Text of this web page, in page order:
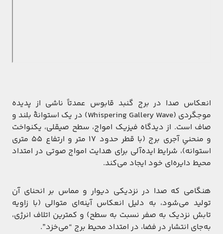
انعکاس صدا در برج گنبد قابوس عمدتاً ناشی از پدیده
موجگردی (Whispering Gallery Wave) در یک استوانهٔ بلند و
صاف است. از دیدگاه فیزیک امواج، سطح صیقلی، یکنواخت
و منحنیِ آجری برج (با قطر حدود ۱۷ متر و ارتفاع ۵۵ متری
استوانه)، شرایط ایده‌آلی برای هدایت امواج صوتی در امتداد
محیط دایره‌ای خود ایجاد می‌کند.
هنگامی که صدا در نزدیکی دیوار و مماس بر انحنای آن
تولید می‌شود، به دلیل انعکاس آینه‌ای متوالی (با زاویه
تابش نزدیک به صفر نسبت به سطح) و کمترین اتلاف انرژی،
به‌جای انتشار در فضا، در امتداد محیط برج “می‌خزد”.